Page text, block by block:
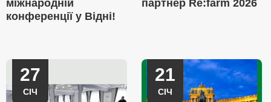
міжнародній
конференції у Відні!
партнер Re:farm 2026
27
СІЧ
21
СІЧ